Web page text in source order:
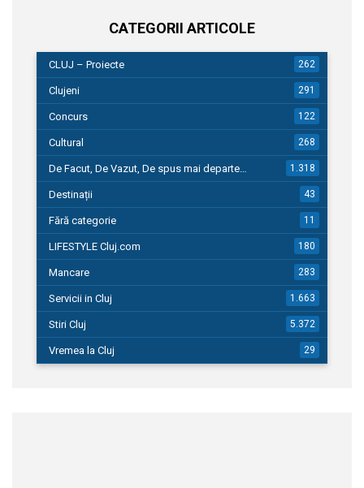
CATEGORII ARTICOLE
CLUJ – Proiecte 262
Clujeni 291
Concurs 122
Cultural 268
De Facut, De Vazut, De spus mai departe… 1.318
Destinații 43
Fără categorie 11
LIFESTYLE Cluj.com 180
Mancare 283
Servicii in Cluj 1.663
Stiri Cluj 5.372
Vremea la Cluj 29